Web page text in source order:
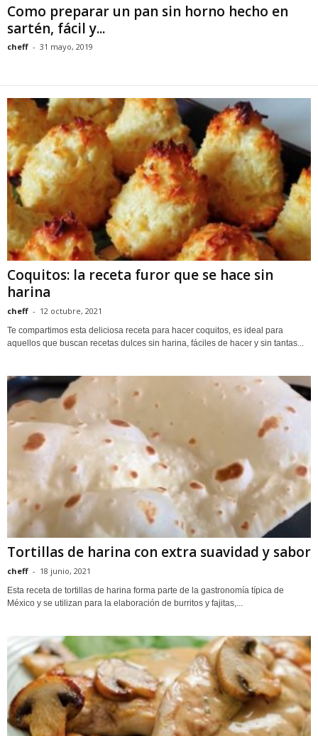
Como preparar un pan sin horno hecho en
sartén, fácil y...
cheff - 31 mayo, 2019
Coquitos: la receta furor que se hace sin
harina
cheff - 12 octubre, 2021
Te compartimos esta deliciosa receta para hacer coquitos, es ideal para
aquellos que buscan recetas dulces sin harina, fáciles de hacer y sin tantas...
Tortillas de harina con extra suavidad y sabor
cheff - 18 junio, 2021
Esta receta de tortillas de harina forma parte de la gastronomía típica de
México y se utilizan para la elaboración de burritos y fajitas,...